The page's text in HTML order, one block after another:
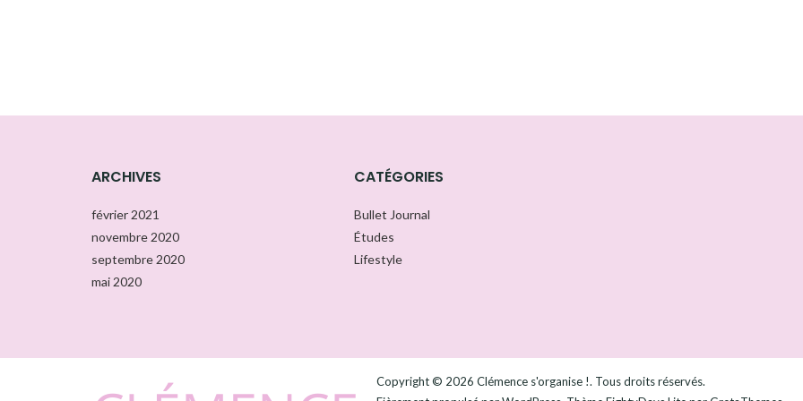
ARCHIVES
février 2021
novembre 2020
septembre 2020
mai 2020
CATÉGORIES
Bullet Journal
Études
Lifestyle
Copyright © 2026 Clémence s'organise !. Tous droits réservés.